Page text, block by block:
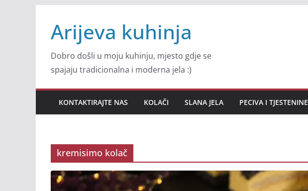
content
Arijeva kuhinja
Dobro došli u moju kuhinju, mjesto gdje se
spajaju tradicionalna i moderna jela :)
KONTAKTIRAJTE NAS KOLAČI SLANA JELA PECIVA I TJESTENINE
kremisimo kolač